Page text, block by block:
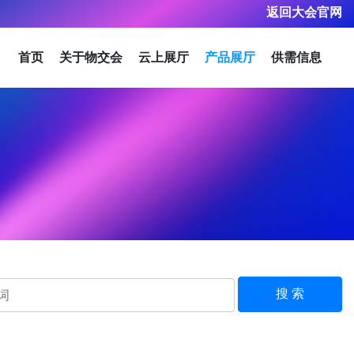
返回大会官网
首页 关于物交会 云上展厅 产品展厅 供需信息
搜 索